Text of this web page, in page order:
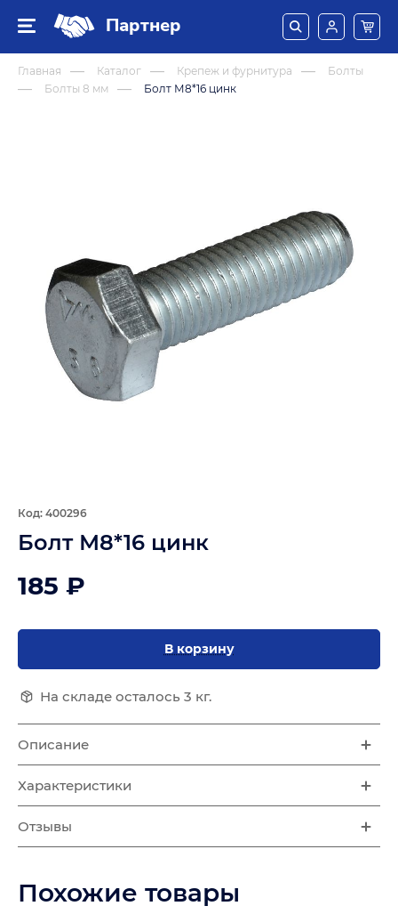
Партнер
Главная Каталог Крепеж и фурнитура
Болты
Болты 8 мм
Болт М8*16 цинк
Код: 400296
Болт М8*16 цинк
185 ₽
В корзину
На складе осталось 3 кг.
Описание
Характеристики
Отзывы
Похожие товары